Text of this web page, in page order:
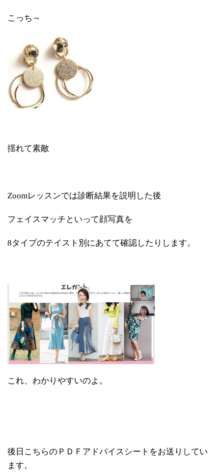
こっち～
揺れて素敵
Zoomレッスンでは診断結果を説明した後
フェイスマッチといって顔写真を
8タイプのテイスト別にあてて確認したりします。
これ、わかりやすいのよ。
後日こちらのＰＤＦアドバイスシートをお送りしてい
ます。